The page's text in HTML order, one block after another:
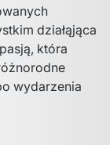
działąjąca
która
wydarzenia